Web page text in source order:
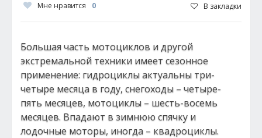
Мне нравится 0 В закладки
Большая часть мотоциклов и другой
экстремальной техники имеет сезонное
применение: гидроциклы актуальны три-
четыре месяца в году, снегоходы – четыре-
пять месяцев, мотоциклы – шесть-восемь
месяцев. Впадают в зимнюю спячку и
лодочные моторы, иногда – квадроциклы.